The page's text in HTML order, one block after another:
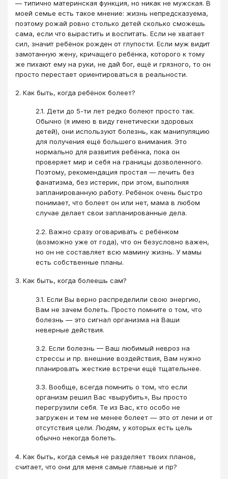
— типично материнская функция, но никак не мужская. В
моей семье есть такое мнение: жизнь непредсказуема,
поэтому рожай ровно столько детей сколько сможешь
сама, если что вырастить и воспитать. Если не хватает
сил, значит ребёнок рожден от глупости. Если муж видит
замотанную жену, кричащего ребёнка, которого к тому
же пихают ему на руки, не дай бог, ещё и грязного, то он
просто перестает ориентироваться в реальности.
2. Как быть, когда ребёнок болеет?
2.1. Дети до 5-ти лет редко болеют просто так.
Обычно (я имею в виду генетически здоровых
детей), они используют болезнь, как манипуляцию
для получения ещё большего внимания. Это
нормально для развития ребёнка, пока он
проверяет мир и себя на границы дозволенного.
Поэтому, рекомендация простая — лечить без
фанатизма, без истерик, при этом, выполняя
запланированную работу. Ребёнок очень быстро
понимает, что болеет он или нет, мама в любом
случае делает свои запланированные дела.
2.2. Важно сразу оговаривать с ребёнком
(возможно уже от года), что он безусловно важен,
но он не составляет всю мамину жизнь. У мамы
есть собственные планы.
3. Как быть, когда болеешь сам?
3.1. Если Вы верно распределили свою энергию,
Вам не зачем болеть. Просто помните о том, что
болезнь — это сигнал организма на Ваши
неверные действия.
3.2. Если болезнь — Ваш любимый невроз на
стрессы и пр. внешние воздействия, Вам нужно
планировать жесткие встречи ещё тщательнее.
3.3. Вообще, всегда помнить о том, что если
организм решил Вас «вырубить», Вы просто
перегрузили себя. Те из Вас, кто особо не
загружен и тем не менее болеет — это от лени и от
отсутствия цели. Людям, у которых есть цель
обычно некогда болеть.
4. Как быть, когда семья не разделяет твоих планов,
считает, что они для меня самые главные и пр?